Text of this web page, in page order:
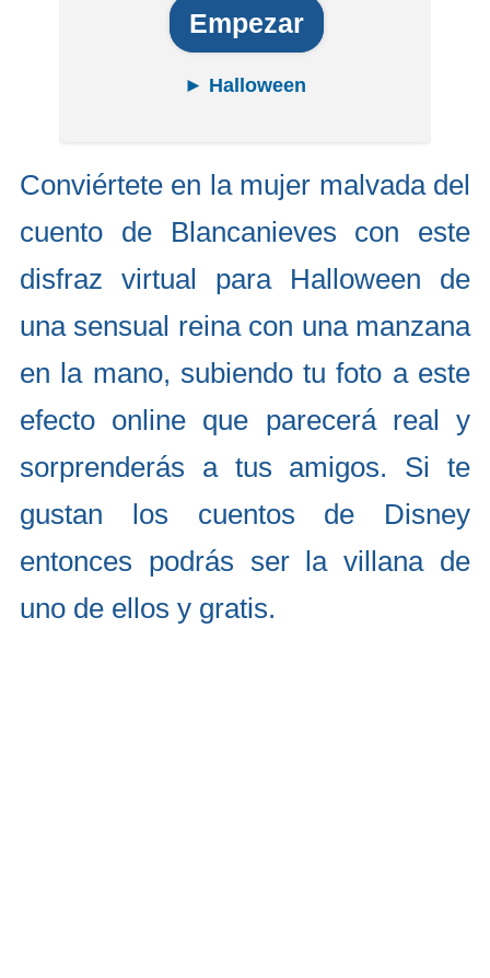
Empezar
► Halloween
Conviértete en la mujer malvada del
cuento de Blancanieves con este
disfraz virtual para Halloween de
una sensual reina con una manzana
en la mano, subiendo tu foto a este
efecto online que parecerá real y
sorprenderás a tus amigos. Si te
gustan los cuentos de Disney
entonces podrás ser la villana de
uno de ellos y gratis.